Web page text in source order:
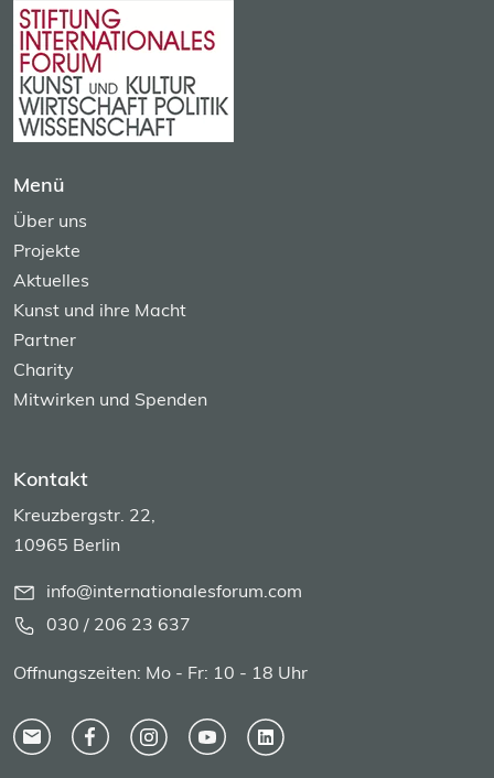
Menü
Über uns
Projekte
Aktuelles
Kunst und ihre Macht
Partner
Charity
Mitwirken und Spenden
Kontakt
Kreuzbergstr. 22,
10965 Berlin
info@internationalesforum.com
030 / 206 23 637
Offnungszeiten: Mo - Fr: 10 - 18 Uhr